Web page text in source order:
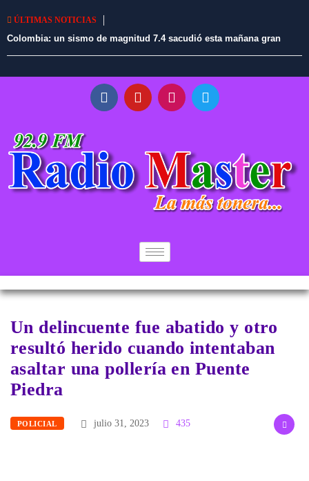
ÚLTIMAS NOTICIAS
Colombia: un sismo de magnitud 7.4 sacudió esta mañana gran
parte del país
Un delincuente fue abatido y otro
resultó herido cuando intentaban
asaltar una pollería en Puente
Piedra
POLICIAL julio 31, 2023 435